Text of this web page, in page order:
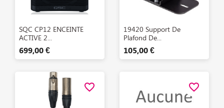
Aperçu rapide
SQC CP12 ENCEINTE
ACTIVE 2...
699,00 €
 Aperçu rapide
19420 Support De
Plafond De...
105,00 €
favorite_border favorite_border